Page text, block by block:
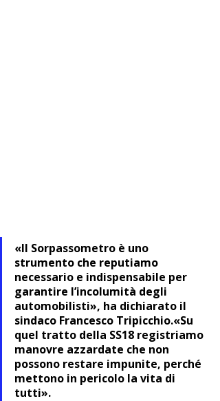
«Il Sorpassometro è uno
strumento che reputiamo
necessario e indispensabile per
garantire l’incolumità degli
automobilisti», ha dichiarato il
sindaco Francesco Tripicchio.«Su
quel tratto della SS18 registriamo
manovre azzardate che non
possono restare impunite, perché
mettono in pericolo la vita di
tutti».